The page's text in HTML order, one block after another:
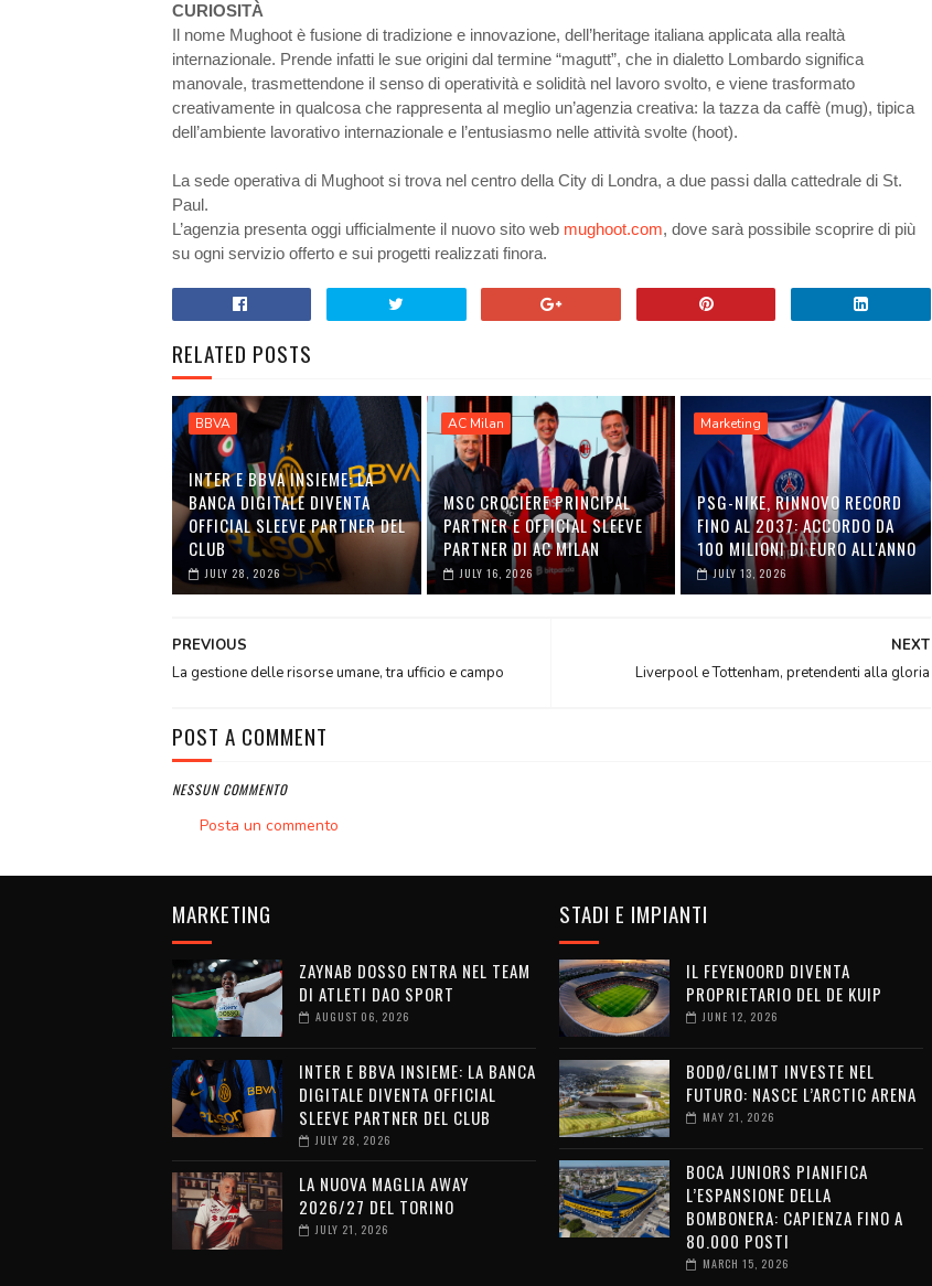
CURIOSITÀ
Il nome Mughoot è fusione di tradizione e innovazione, dell’heritage italiana applicata alla realtà
internazionale. Prende infatti le sue origini dal termine “magutt”, che in dialetto Lombardo significa
manovale, trasmettendone il senso di operatività e solidità nel lavoro svolto, e viene trasformato
creativamente in qualcosa che rappresenta al meglio un’agenzia creativa: la tazza da caffè (mug), tipica
dell’ambiente lavorativo internazionale e l’entusiasmo nelle attività svolte (hoot).
La sede operativa di Mughoot si trova nel centro della City di Londra, a due passi dalla cattedrale di St.
Paul.
L’agenzia presenta oggi ufficialmente il nuovo sito web mughoot.com, dove sarà possibile scoprire di più
su ogni servizio offerto e sui progetti realizzati finora.
RELATED POSTS
BBVA
INTER E BBVA INSIEME: LA
BANCA DIGITALE DIVENTA
OFFICIAL SLEEVE PARTNER DEL
CLUB
JULY 28, 2026
AC Milan
MSC CROCIERE PRINCIPAL
PARTNER E OFFICIAL SLEEVE
PARTNER DI AC MILAN
JULY 16, 2026
Marketing
PSG-NIKE, RINNOVO RECORD
FINO AL 2037: ACCORDO DA
100 MILIONI DI EURO ALL'ANNO
JULY 13, 2026
NEXT
Liverpool e Tottenham, pretendenti alla gloria
PREVIOUS
La gestione delle risorse umane, tra ufficio e campo
POST A COMMENT
NESSUN COMMENTO
Posta un commento
MARKETING
ZAYNAB DOSSO ENTRA NEL TEAM
DI ATLETI DAO SPORT
AUGUST 06, 2026
INTER E BBVA INSIEME: LA BANCA
DIGITALE DIVENTA OFFICIAL
SLEEVE PARTNER DEL CLUB
JULY 28, 2026
LA NUOVA MAGLIA AWAY
2026/27 DEL TORINO
JULY 21, 2026
STADI E IMPIANTI
IL FEYENOORD DIVENTA
PROPRIETARIO DEL DE KUIP
JUNE 12, 2026
BODØ/GLIMT INVESTE NEL
FUTURO: NASCE L’ARCTIC ARENA
MAY 21, 2026
BOCA JUNIORS PIANIFICA
L’ESPANSIONE DELLA
BOMBONERA: CAPIENZA FINO A
80.000 POSTI
MARCH 15, 2026